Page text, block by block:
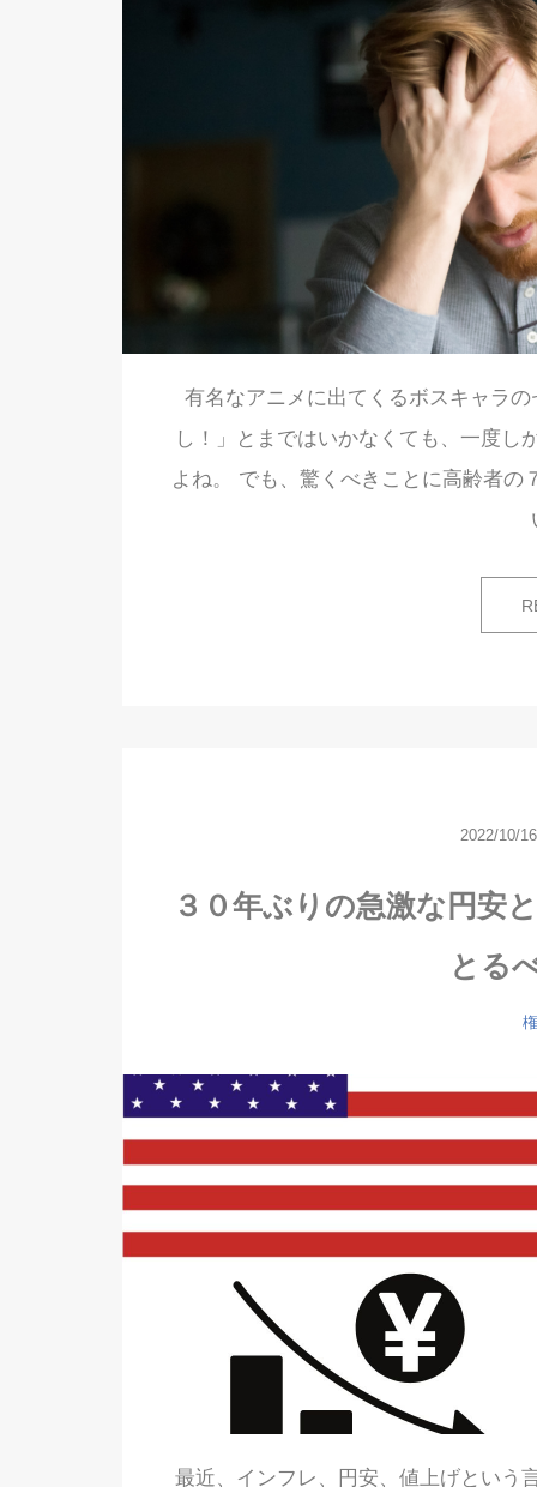
有名なアニメに出てくるボスキャラ
し！」とまではいかなくても、一度し
よね。 でも、驚くべきことに高齢者
2022/10/16
３０年ぶりの急激な円安
とる
最近、インフレ、円安、値上げという